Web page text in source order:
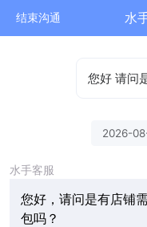
结束沟通 水
您好 请问
2026-
水手客服
您好，请问是有店铺
包吗？